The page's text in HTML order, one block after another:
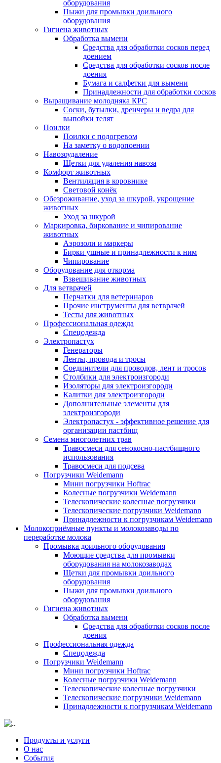
оборудования
Пыжи для промывки доильного
оборудования
Гигиена животных
Обработка вымени
Средства для обработки сосков перед
доением
Средства для обработки сосков после
доения
Бумага и салфетки для вымени
Принадлежности для обработки сосков
Выращивание молодняка КРС
Соски, бутылки, дренчеры и ведра для
выпойки телят
Поилки
Поилки с подогревом
На заметку о водопоении
Навозоудаление
Щетки для удаления навоза
Комфорт животных
Вентиляция в коровнике
Световой конёк
Обезроживание, уход за шкурой, укрощение
животных
Уход за шкурой
Маркировка, биркование и чипирование
животных
Аэрозоли и маркеры
Бирки ушные и принадлежности к ним
Чипирование
Оборудование для откорма
Взвешивание животных
Для ветврачей
Перчатки для ветеринаров
Прочие инструменты для ветврачей
Тесты для животных
Профессиональная одежда
Cпецодежда
Электропастух
Генераторы
Ленты, провода и тросы
Соединители для проводов, лент и тросов
Столбики для электроизгороди
Изоляторы для электроизгороди
Калитки для электроизгороди
Дополнительные элементы для
электроизгороди
Электропастух - эффективное решение для
организации пастбищ
Семена многолетних трав
Травосмеси для сенокосно-пастбищного
использования
Травосмеси для подсева
Погрузчики Weidemann
Мини погрузчики Hoftraс
Колесные погрузчики Weidemann
Телескопические колесные погрузчики
Телескопические погрузчики Weidemann
Принадлежности к погрузчикам Weidemann
Молокоприёмные пункты и молокозаводы по
переработке молока
Промывка доильного оборудования
Моющие средства для промывки
оборудования на молокозаводах
Щетки для промывки доильного
оборудования
Пыжи для промывки доильного
оборудования
Гигиена животных
Обработка вымени
Средства для обработки сосков после
доения
Профессиональная одежда
Cпецодежда
Погрузчики Weidemann
Мини погрузчики Hoftraс
Колесные погрузчики Weidemann
Телескопические колесные погрузчики
Телескопические погрузчики Weidemann
Принадлежности к погрузчикам Weidemann
Продукты и услуги
О нас
События